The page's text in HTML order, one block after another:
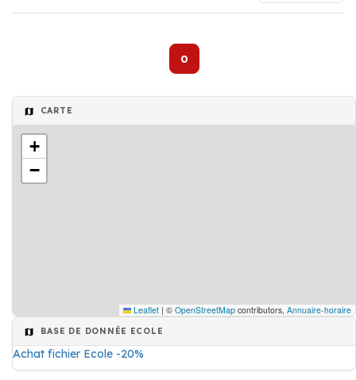
0
CARTE
+
−
Leaflet | © OpenStreetMap contributors, Annuaire-horaire
BASE DE DONNÉE ECOLE
Achat fichier Ecole -20%